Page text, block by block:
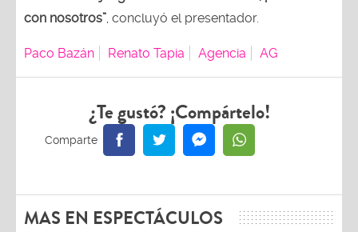
con nosotros” , concluyó el presentador.
Paco Bazán Renato Tapia Agencia AG
¿Te gustó? ¡Compártelo!
MAS EN ESPECTÁCULOS